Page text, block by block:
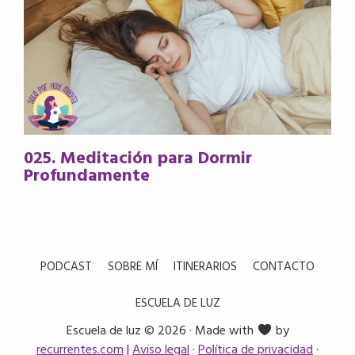
025. Meditación para Dormir
Profundamente
PODCAST SOBRE MÍ ITINERARIOS
CONTACTO
ESCUELA DE LUZ
Escuela de luz © 2026 · Made with
by
recurrentes.com|Aviso legal·Política de privacidad·